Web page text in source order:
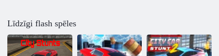
Līdzīgi flash spēles